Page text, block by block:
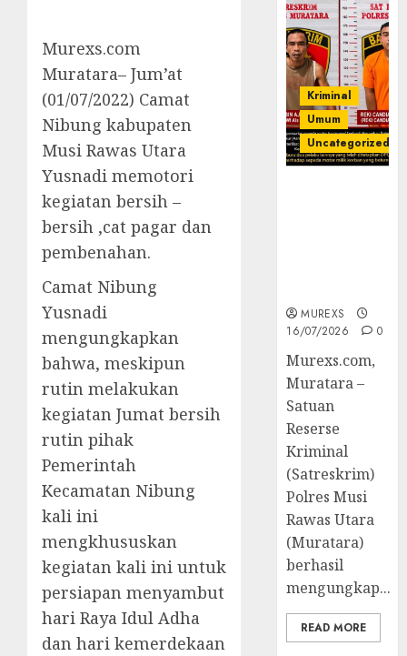
Murexs.com
Muratara– Jum’at
(01/07/2022) Camat
Nibung kabupaten
Musi Rawas Utara
Yusnadi memotori
kegiatan bersih –
bersih ,cat pagar dan
pembenahan.
Camat Nibung
Yusnadi
mengungkapkan
bahwa, meskipun
rutin melakukan
kegiatan Jumat bersih
rutin pihak
Pemerintah
Kecamatan Nibung
kali ini
mengkhususkan
kegiatan kali ini untuk
persiapan menyambut
hari Raya Idul Adha
dan hari kemerdekaan
Kriminal
Umum
Uncategorized
MUREXS
16/07/2026
0
Murexs.com,
Muratara –
Satuan
Reserse
Kriminal
(Satreskrim)
Polres Musi
Rawas Utara
(Muratara)
berhasil
mengungkap...
READ MORE